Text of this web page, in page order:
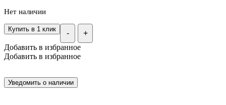
Нет наличии
- +
Купить в 1 клик
Добавить в избранное
Добавить в избранное